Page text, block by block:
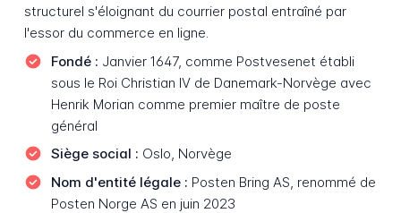
structurel s'éloignant du courrier postal entraîné par
l'essor du commerce en ligne.
Fondé : Janvier 1647, comme Postvesenet établi
sous le Roi Christian IV de Danemark-Norvège avec
Henrik Morian comme premier maître de poste
général
Siège social : Oslo, Norvège
Nom d'entité légale : Posten Bring AS, renommé de
Posten Norge AS en juin 2023